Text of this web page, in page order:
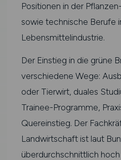
Positionen in der
sowie technische Berufe
Lebensmittelindustrie.
Der Einstieg in die grüne
verschiedene Wege:
oder Tierwirt, duales
Trainee-Programme,
Quereinstieg. Der
Landwirtschaft ist laut
überdurchschnittlich